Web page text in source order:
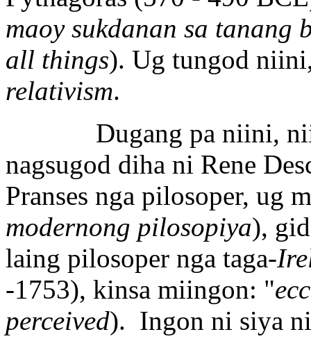
maoy sukdanan sa tanang
all things). Ug tungod
relativism.
Dugang pa niini,
nagsugod diha ni Rene
Pranses nga pilosoper, ug
modernong pilosopiya),
laing pilosoper nga taga-
-1753), kinsa miingon: "
perceived). Ingon ni siya